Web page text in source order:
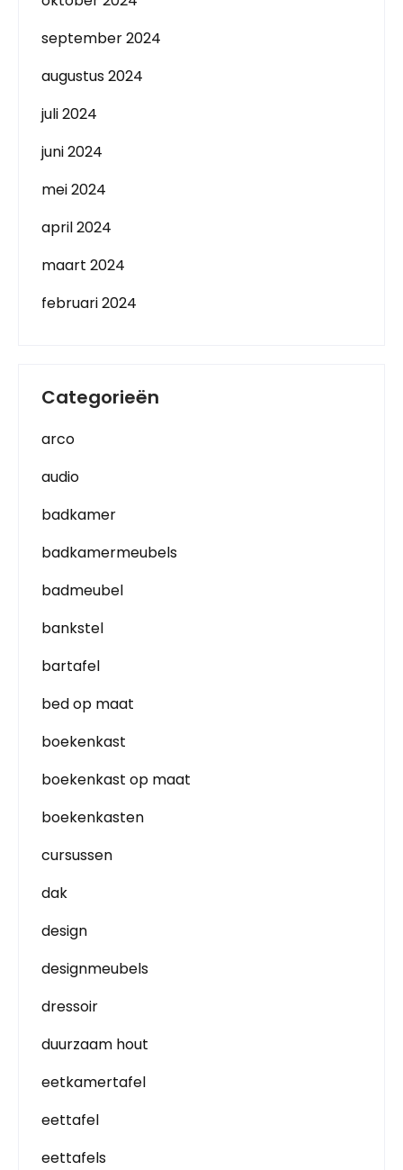
september 2024
augustus 2024
juli 2024
juni 2024
mei 2024
april 2024
maart 2024
februari 2024
Categorieën
arco
audio
badkamer
badkamermeubels
badmeubel
bankstel
bartafel
bed op maat
boekenkast
boekenkast op maat
boekenkasten
cursussen
dak
design
designmeubels
dressoir
duurzaam hout
eetkamertafel
eettafel
eettafels